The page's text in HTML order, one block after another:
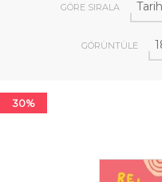
GÖRE SIRALA
GÖRÜNTÜLE
30%